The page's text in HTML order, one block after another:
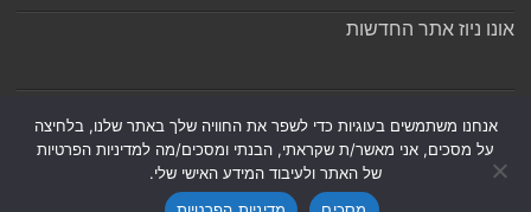
אונו ניוז אתר החדשות
אנחנו משתמשים בעוגיות כדי לשפר את החוויה שלך באתר שלנו, בלחיצה
על מסכים, אני מאשר/ת שקראתי, הבנתי ומסכים/מה למדיניות הפרטיות
של האתר ולעיבוד המידע האישי שלי.